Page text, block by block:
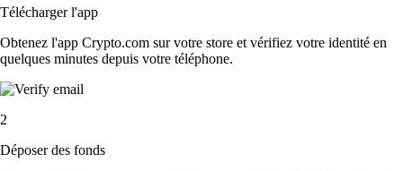
Télécharger l'app
Obtenez l'app Crypto.com sur votre store et vérifiez votre identité en
quelques minutes depuis votre téléphone.
2
Déposer des fonds